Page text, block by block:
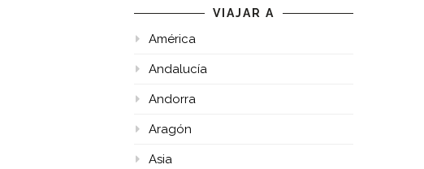
VIAJAR A
América
Andalucía
Andorra
Aragón
Asia